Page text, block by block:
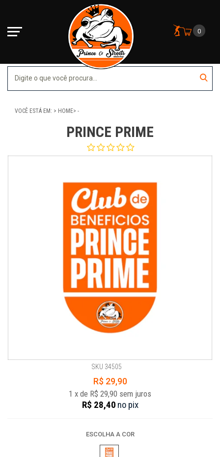
0
VOCÊ ESTÁ EM: HOME -
PRINCE PRIME
SKU 34505
R$ 29,90
1 x de R$ 29,90 sem juros
R$ 28,40 no pix
ESCOLHA A COR